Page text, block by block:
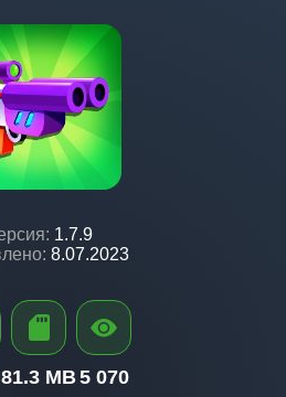
1.7.9
8.07.2023
81.3 MB5 070